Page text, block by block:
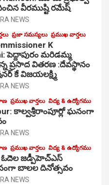
వీరముష్టి రమేష్
NEWS
ప్రజా సమస్యలు ప్రముఖ వార్తలు
K
పెద్దాపురం మరిడమ్మ
ప్రసాద వితరణ :దేవస్థానం
కే విజయలక్ష్మి
NEWS
ప్రముఖ వార్తలు విద్య & ఉద్యోగము
కాల్వశ్రీరాంపూర్లో ఘనంగా
NEWS
ప్రముఖ వార్తలు విద్య & ఉద్యోగము
ఓదెల జ‌డ్పీహెచ్ఎస్
బాలల దినోత్సవం
NEWS